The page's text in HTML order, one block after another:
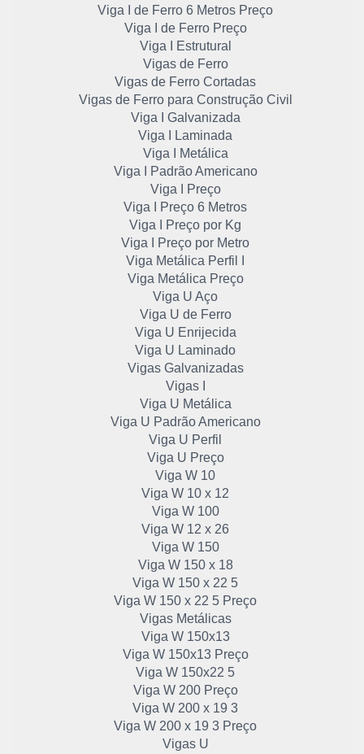
Viga I de Ferro 6 Metros Preço
Viga I de Ferro Preço
Viga I Estrutural
Vigas de Ferro
Vigas de Ferro Cortadas
Vigas de Ferro para Construção Civil
Viga I Galvanizada
Viga I Laminada
Viga I Metálica
Viga I Padrão Americano
Viga I Preço
Viga I Preço 6 Metros
Viga I Preço por Kg
Viga I Preço por Metro
Viga Metálica Perfil I
Viga Metálica Preço
Viga U Aço
Viga U de Ferro
Viga U Enrijecida
Viga U Laminado
Vigas Galvanizadas
Vigas I
Viga U Metálica
Viga U Padrão Americano
Viga U Perfil
Viga U Preço
Viga W 10
Viga W 10 x 12
Viga W 100
Viga W 12 x 26
Viga W 150
Viga W 150 x 18
Viga W 150 x 22 5
Viga W 150 x 22 5 Preço
Vigas Metálicas
Viga W 150x13
Viga W 150x13 Preço
Viga W 150x22 5
Viga W 200 Preço
Viga W 200 x 19 3
Viga W 200 x 19 3 Preço
Vigas U